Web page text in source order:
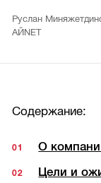
Руслан
АЙNET
Содержание:
О
Цели и